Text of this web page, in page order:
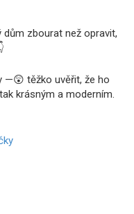
dům zbourat než opravit,
—😲 těžko uvěřit, že ho
krásným a moderním.